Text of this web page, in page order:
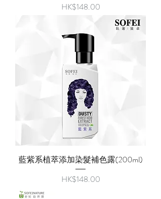
價格
HK$148.00
藍紫系植萃添加染髮補色露(200ml)
價格
HK$148.00